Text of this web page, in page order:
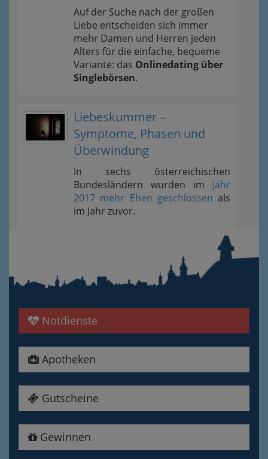
Auf der Suche nach der großen
Liebe entscheiden sich immer
mehr Damen und Herren jeden
Alters für die einfache, bequeme
Variante: das Onlinedating über
Singlebörsen.
Liebeskummer –
Symptome, Phasen und
Überwindung
In sechs österreichischen
Bundesländern wurden im Jahr
2017 mehr Ehen geschlossen als
im Jahr zuvor.
Notdienste
Apotheken
Gutscheine
Gewinnen